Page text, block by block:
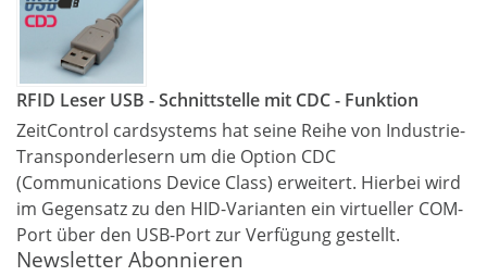
RFID Leser USB - Schnittstelle mit CDC - Funktion
ZeitControl cardsystems hat seine Reihe von Industrie-
Transponderlesern um die Option CDC
(Communications Device Class) erweitert. Hierbei wird
im Gegensatz zu den HID-Varianten ein virtueller COM-
Port über den USB-Port zur Verfügung gestellt.
Newsletter Abonnieren